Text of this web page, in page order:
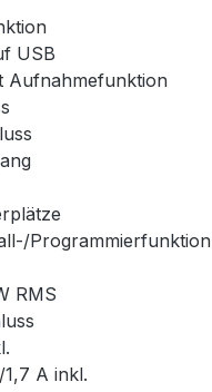
USB
Aufnahmefunktion
Programmierfunktion
RMS
A inkl.